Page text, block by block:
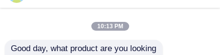
สวิตช์จ่ายไฟ
10:13 PM
Good day, what product are you looking